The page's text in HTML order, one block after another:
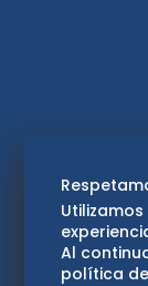
Al
política